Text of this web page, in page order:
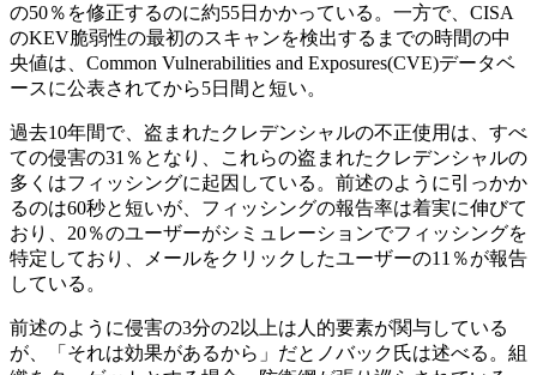
の50％を修正するのに約55日かかっている。一方で、CISA
のKEV脆弱性の最初のスキャンを検出するまでの時間の中
央値は、Common Vulnerabilities and Exposures(CVE)データベ
ースに公表されてから5日間と短い。
過去10年間で、盗まれたクレデンシャルの不正使用は、すべ
ての侵害の31％となり、これらの盗まれたクレデンシャルの
多くはフィッシングに起因している。前述のように引っかか
るのは60秒と短いが、フィッシングの報告率は着実に伸びて
おり、20％のユーザーがシミュレーションでフィッシングを
特定しており、メールをクリックしたユーザーの11％が報告
している。
前述のように侵害の3分の2以上は人的要素が関与している
が、「それは効果があるから」だとノバック氏は述べる。組